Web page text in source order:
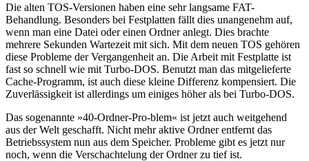
Die alten TOS-Versionen haben eine sehr langsame FAT-
Behandlung. Besonders bei Festplatten fällt dies unangenehm auf,
wenn man eine Datei oder einen Ordner anlegt. Dies brachte
mehrere Sekunden Wartezeit mit sich. Mit dem neuen TOS gehören
diese Probleme der Vergangenheit an. Die Arbeit mit Festplatte ist
fast so schnell wie mit Turbo-DOS. Benutzt man das mitgelieferte
Cache-Programm, ist auch diese kleine Differenz kompensiert. Die
Zuverlässigkeit ist allerdings um einiges höher als bei Turbo-DOS.
Das sogenannte »40-Ordner-Pro-blem« ist jetzt auch weitgehend
aus der Welt geschafft. Nicht mehr aktive Ordner entfernt das
Betriebssystem nun aus dem Speicher. Probleme gibt es jetzt nur
noch, wenn die Verschachtelung der Ordner zu tief ist.